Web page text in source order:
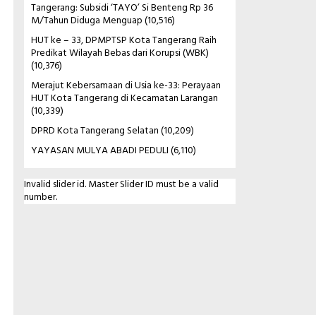
Tangerang: Subsidi ‘TAYO’ Si Benteng Rp 36
M/Tahun Diduga Menguap(10,516)
HUT ke – 33, DPMPTSP Kota Tangerang Raih
Predikat Wilayah Bebas dari Korupsi (WBK)
(10,376)
Merajut Kebersamaan di Usia ke-33: Perayaan
HUT Kota Tangerang di Kecamatan Larangan
(10,339)
DPRD Kota Tangerang Selatan(10,209)
YAYASAN MULYA ABADI PEDULI(6,110)
Invalid slider id. Master Slider ID must be a valid
number.